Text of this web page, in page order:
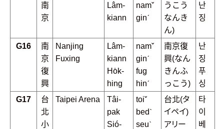
南
京
Lâm-
kiann
namˇ
ginˊ
うこう
なんき
ん)
난
징
G16
南
京
復
興
Nanjing
Fuxing
Lâm-
kiann
Ho̍k-
hing
namˇ
ginˊ
fug
hinˊ
南京復
興(なん
きんふ
っこう)
난
징
푸
싱
G17
台
北
小
Taipei Arena
Tâi-
pak
Sió-
toiˇ
bedˋ
seuˋ
台北(タ
イペイ)
アリー
타
이
베